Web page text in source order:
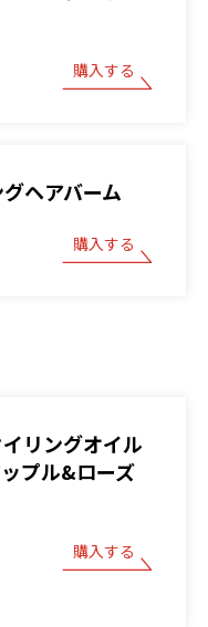
購入する
ヘアバーム
購入する
リングオイル
ップル&ローズ
購入する